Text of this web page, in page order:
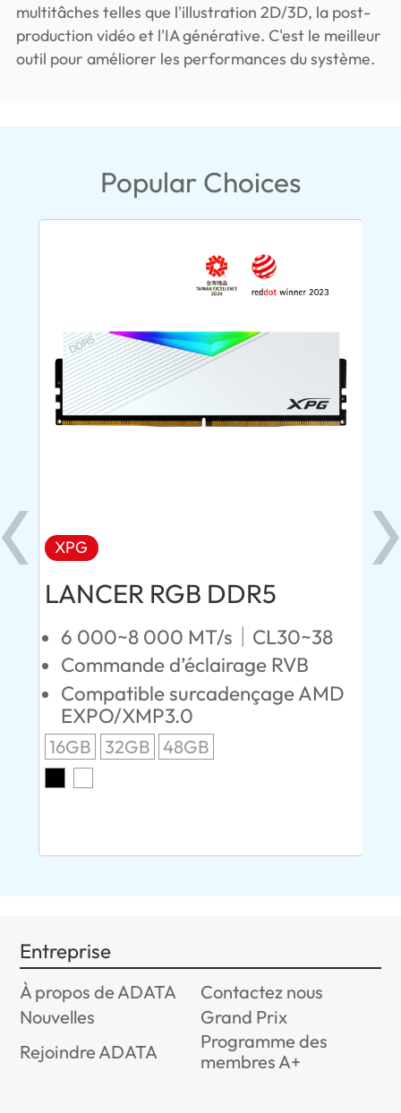
multitâches telles que l'illustration 2D/3D, la post-
production vidéo et l'IA générative. C'est le meilleur
outil pour améliorer les performances du système.
Popular Choices
XPG
LANCER RGB DDR5
6 000~8 000 MT/s｜CL30~38
Commande d’éclairage RVB
Compatible surcadençage AMD
EXPO/XMP3.0
16GB 32GB 48GB
Entreprise
À propos de ADATA
Contactez nous
Nouvelles
Grand Prix
Rejoindre ADATA
Programme des
membres A+